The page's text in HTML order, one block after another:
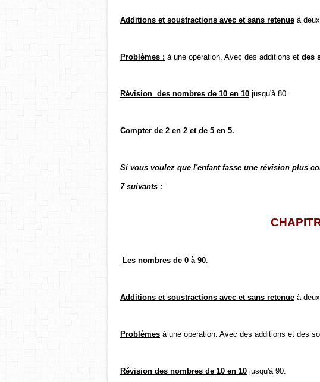
Additions et soustractions avec et sans retenue à
Problèmes : à une opération. Avec des additions et des
Révision des nombres de 10 en 10 jusqu'à 80.
Compter de 2 en 2 et de 5 en 5.
Si vous voulez que l'enfant fasse une révision plus
7 suivants :
Les nombres de 0 à 90.
Additions et soustractions avec et sans retenue à
Problèmes à une opération. Avec des additions et des
Révision des nombres de 10 en 10 jusqu'à 90.